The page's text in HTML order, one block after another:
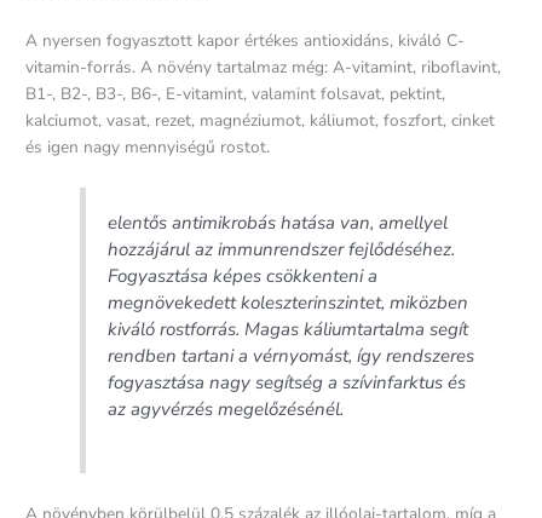
A nyersen fogyasztott kapor értékes antioxidáns, kiváló C-
vitamin-forrás. A növény tartalmaz még: A-vitamint, riboflavint,
B1-, B2-, B3-, B6-, E-vitamint, valamint folsavat, pektint,
kalciumot, vasat, rezet, magnéziumot, káliumot, foszfort, cinket
és igen nagy mennyiségű rostot.
elentős antimikrobás hatása van, amellyel
hozzájárul az immunrendszer fejlődéséhez.
Fogyasztása képes csökkenteni a
megnövekedett koleszterinszintet, miközben
kiváló rostforrás. Magas káliumtartalma segít
rendben tartani a vérnyomást, így rendszeres
fogyasztása nagy segítség a szívinfarktus és
az agyvérzés megelőzésénél.